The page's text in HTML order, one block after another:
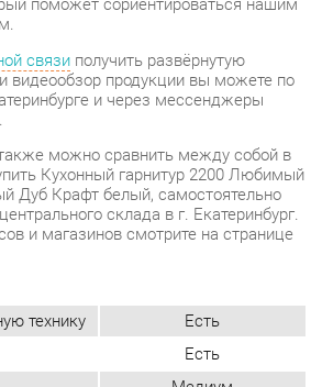
можно сравнить между собой в
Крафт белый, самостоятельно
склада в г. Екатеринбург.
и магазинов смотрите на странице
технику
Есть
Есть
Медиум
Лдсп
Белый/дуб крафт белый
Лдсп